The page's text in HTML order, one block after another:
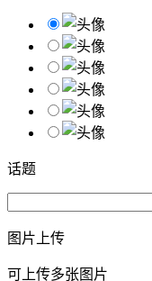
话题
图片上传
可上传多张图片